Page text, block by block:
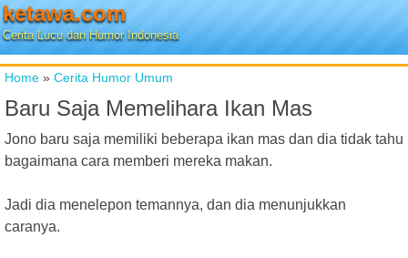
ketawa.com
Cerita Lucu dan Humor Indonesia
Home » Cerita Humor Umum
Baru Saja Memelihara Ikan Mas
Jono baru saja memiliki beberapa ikan mas dan dia tidak tahu
bagaimana cara memberi mereka makan.
Jadi dia menelepon temannya, dan dia menunjukkan
caranya.